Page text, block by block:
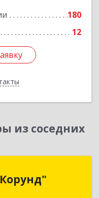
180
12
из соседних
"Корунд"
г, Тарана